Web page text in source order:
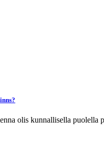
olis kunnallisella puolella